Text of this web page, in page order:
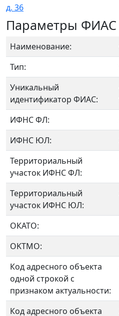
д. 36
Параметры ФИАС
Наименование:
Тип:
Уникальный
идентификатор ФИАС:
ИФНС ФЛ:
ИФНС ЮЛ:
Территориальный
участок ИФНС ФЛ:
Территориальный
участок ИФНС ЮЛ:
ОКАТО:
OKTMO:
Код адресного объекта
одной строкой с
признаком актуальности:
Код адресного объекта